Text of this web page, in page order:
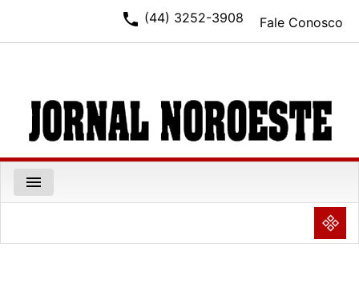
Fale Conosco
phone (44) 3252-3908
menu
NULL